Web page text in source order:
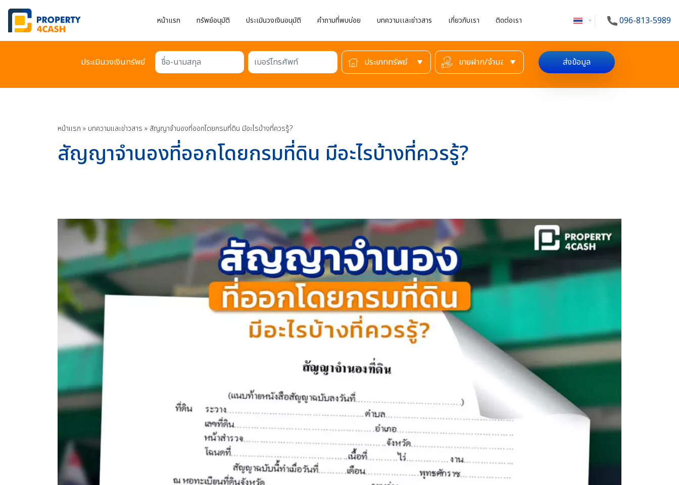
หน้าแรก ทรัพย์อนุมัติ ประเมินวงเงินอนุมัติ คำถามที่พบบ่อย บทความเเละข่าวสาร เกี่ยวกับเรา ติดต่อเรา 096-813-5989
ประเมินวงเงินทรัพย์ ชื่อ-นามสกุล เบอร์โทรศัพท์ ส่งข้อมูล
หน้าแรก » บทความเเละข่าวสาร » สัญญาจำนองที่ออกโดยกรมที่ดิน มีอะไรบ้างที่ควรรู้?
สัญญาจำนองที่ออกโดยกรมที่ดิน มีอะไรบ้างที่ควรรู้?